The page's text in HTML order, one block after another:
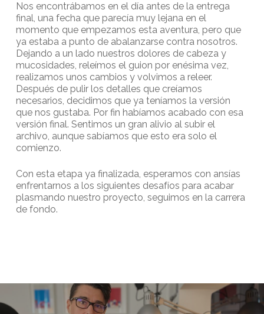
Nos encontrábamos en el día antes de la entrega
final, una fecha que parecía muy lejana en el
momento que empezamos esta aventura, pero que
ya estaba a punto de abalanzarse contra nosotros.
Dejando a un lado nuestros dolores de cabeza y
mucosidades, releímos el guion por enésima vez,
realizamos unos cambios y volvimos a releer.
Después de pulir los detalles que creíamos
necesarios, decidimos que ya teníamos la versión
que nos gustaba. Por fin habíamos acabado con esa
versión final. Sentimos un gran alivio al subir el
archivo, aunque sabíamos que esto era solo el
comienzo.
Con esta etapa ya finalizada, esperamos con ansías
enfrentarnos a los siguientes desafíos para acabar
plasmando nuestro proyecto, seguimos en la carrera
de fondo.